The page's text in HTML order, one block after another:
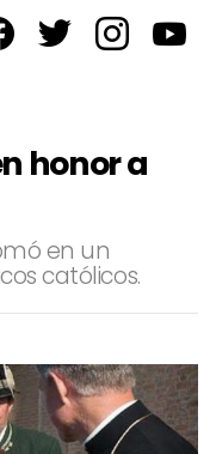
honor a
en un
católicos.